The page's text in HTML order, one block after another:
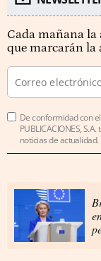
Cada mañana la
que marcarán la
De conformidad con el
PUBLICACIONES,
noticias de actualidad.